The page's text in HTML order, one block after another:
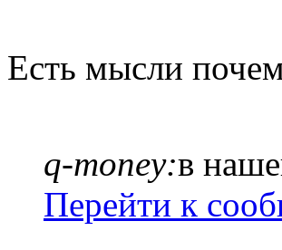
Есть мысли
q-money:в
Перейти к